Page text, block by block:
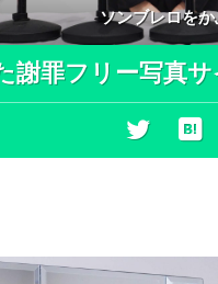
ソンブレロを
謝罪フリー写真